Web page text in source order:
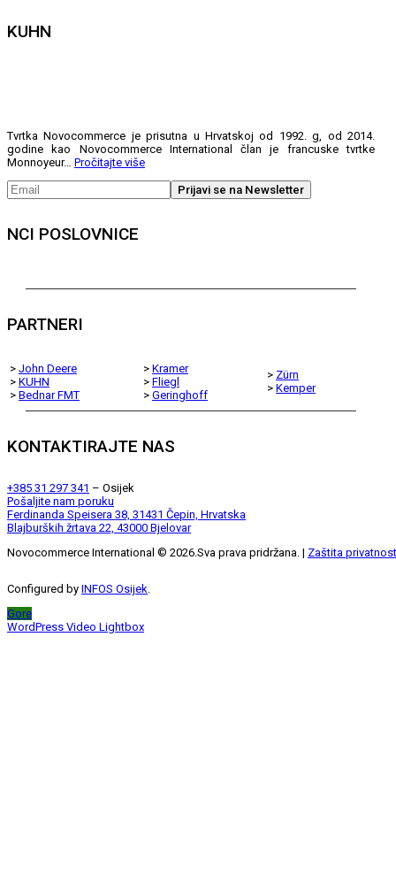
KUHN
Tvrtka Novocommerce je prisutna u Hrvatskoj od 1992. g, od 2014.
godine kao Novocommerce International član je francuske tvrtke
Monnoyeur… Pročitajte više
NCI POSLOVNICE
PARTNERI
> John Deere
> KUHN
> Bednar FMT
> Kramer
> Fliegl
> Geringhoff
> Zürn
> Kemper
KONTAKTIRAJTE NAS
+385 31 297 341 – Osijek
Pošaljite nam poruku
Ferdinanda Speisera 38, 31431 Čepin, Hrvatska
Blajburških žrtava 22, 43000 Bjelovar
Novocommerce International © 2026.Sva prava pridržana. | Zaštita
Configured by INFOS Osijek.
Gore
WordPress Video Lightbox